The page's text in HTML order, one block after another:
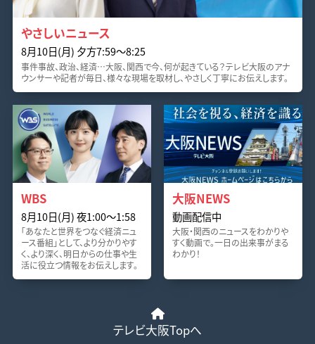
やさしいニュース
8月10日(月) 夕方7:59〜8:25
事件事故、政治、経済…大阪、関西で今、何が起きている？テレビ大阪のアナ
ウンサーや記者が毎日、様々な現場を取材し、やさしく丁寧にお伝えします。
WBS
8月10日(月) 夜1:00〜1:58
「あなたと世界をつなぐ経済ニュ
ース番組」として、より分かりやす
く、より深く、明日からの仕事や生
活に役立つ情報をお伝えします。
大阪NEWS
動画配信中
大阪・関西のニュースをわかりや
すく動画で。一日の出来事がまる
わかり！
テレビ大阪Topへ